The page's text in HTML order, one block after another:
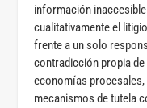
información
cualitativamente el
frente a un solo
contradicción propia
economías
mecanismos de tutela